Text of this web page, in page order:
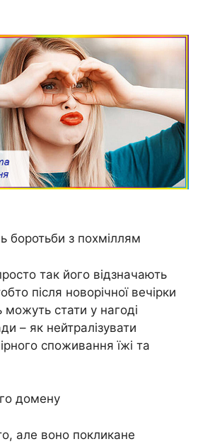
боротьби з похміллям
так його відзначають
після новорічної вечірки
стати у нагоді
– як нейтралізувати
споживання їжі та
домену
але воно покликане